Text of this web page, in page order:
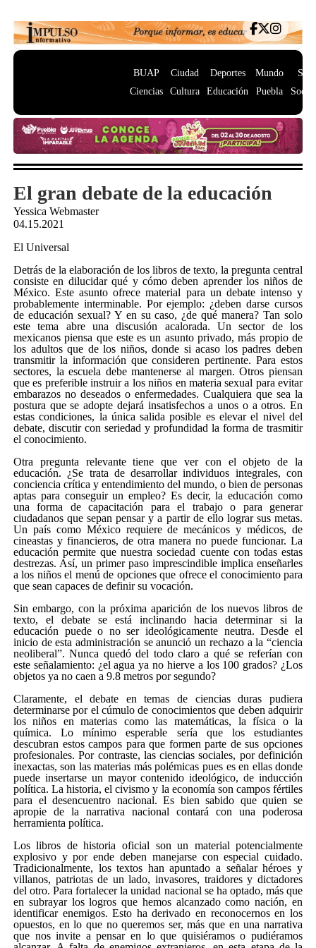
BUAP
Ciencias
Ciudad
Cultura
Deportes
Educación
Mundo
Puebla
El gran debate de la educación
Yessica Webmaster
04.15.2021
El Universal
Detrás de la elaboración de los libros de texto, la pregunta central
consiste en dilucidar qué y cómo deben aprender los niños de
México. Este asunto ofrece material para un debate intenso y
probablemente interminable. Por ejemplo: ¿deben darse cursos
de educación sexual? Y en su caso, ¿de qué manera? Tan solo
este tema abre una discusión acalorada. Un sector de los
mexicanos piensa que este es un asunto privado, más propio de
los adultos que de los niños, donde si acaso los padres deben
transmitir la información que consideren pertinente. Para estos
sectores, la escuela debe mantenerse al margen. Otros piensan
que es preferible instruir a los niños en materia sexual para evitar
embarazos no deseados o enfermedades. Cualquiera que sea la
postura que se adopte dejará insatisfechos a unos o a otros. En
estas condiciones, la única salida posible es elevar el nivel del
debate, discutir con seriedad y profundidad la forma de trasmitir
el conocimiento.
Otra pregunta relevante tiene que ver con el objeto de la
educación. ¿Se trata de desarrollar individuos integrales, con
conciencia crítica y entendimiento del mundo, o bien de personas
aptas para conseguir un empleo? Es decir, la educación como
una forma de capacitación para el trabajo o para generar
ciudadanos que sepan pensar y a partir de ello lograr sus metas.
Un país como México requiere de mecánicos y médicos, de
cineastas y financieros, de otra manera no puede funcionar. La
educación permite que nuestra sociedad cuente con todas estas
destrezas. Así, un primer paso imprescindible implica enseñarles
a los niños el menú de opciones que ofrece el conocimiento para
que sean capaces de definir su vocación.
Sin embargo, con la próxima aparición de los nuevos libros de
texto, el debate se está inclinando hacia determinar si la
educación puede o no ser ideológicamente neutra. Desde el
inicio de esta administración se anunció un rechazo a la “ciencia
neoliberal”. Nunca quedó del todo claro a qué se referían con
este señalamiento: ¿el agua ya no hierve a los 100 grados? ¿Los
objetos ya no caen a 9.8 metros por segundo?
Claramente, el debate en temas de ciencias duras pudiera
determinarse por el cúmulo de conocimientos que deben adquirir
los niños en materias como las matemáticas, la física o la
química. Lo mínimo esperable sería que los estudiantes
descubran estos campos para que formen parte de sus opciones
profesionales. Por contraste, las ciencias sociales, por definición
inexactas, son las materias más polémicas pues es en ellas donde
puede insertarse un mayor contenido ideológico, de inducción
política. La historia, el civismo y la economía son campos fértiles
para el desencuentro nacional. Es bien sabido que quien se
apropie de la narrativa nacional contará con una poderosa
herramienta política.
Los libros de historia oficial son un material potencialmente
explosivo y por ende deben manejarse con especial cuidado.
Tradicionalmente, los textos han apuntado a señalar héroes y
villanos, patriotas de un lado, invasores, traidores y dictadores
del otro. Para fortalecer la unidad nacional se ha optado, más que
en subrayar los logros que hemos alcanzado como nación, en
identificar enemigos. Esto ha derivado en reconocernos en los
opuestos, en lo que no queremos ser, más que en una narrativa
que nos invite a pensar en lo que quisiéramos o pudiéramos